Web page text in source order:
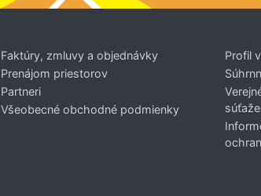
Faktúry, zmluvy a objednávky
Prenájom priestorov
Partneri
Všeobecné obchodné podmienky
Profil
súťaže